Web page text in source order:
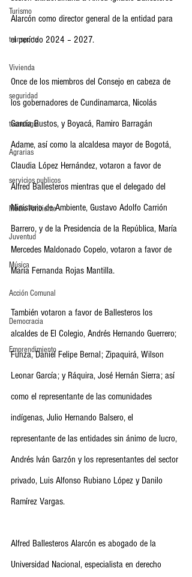
Turismo
transporte
Vivienda
seguridad
tecnología
Agrarias
servicios publicos
Medio Ambiente
Juventud
Música
Acción Comunal
Democracia
Emprendimiento
Alarcón como director general de la entidad para
el período 2024 – 2027.
Once de los miembros del Consejo en cabeza de
los gobernadores de Cundinamarca, Nicolás
García Bustos, y Boyacá, Ramiro Barragán
Adame, así como la alcaldesa mayor de Bogotá,
Claudia López Hernández, votaron a favor de
Alfred Ballesteros mientras que el delegado del
Ministerio de Ambiente, Gustavo Adolfo Carrión
Barrero, y de la Presidencia de la República, María
Mercedes Maldonado Copelo, votaron a favor de
María Fernanda Rojas Mantilla.
También votaron a favor de Ballesteros los
alcaldes de El Colegio, Andrés Hernando Guerrero;
Funza, Daniel Felipe Bernal; Zipaquirá, Wilson
Leonar García; y Ráquira, José Hernán Sierra; así
como el representante de las comunidades
indígenas, Julio Hernando Balsero, el
representante de las entidades sin ánimo de lucro,
Andrés Iván Garzón y los representantes del sector
privado, Luis Alfonso Rubiano López y Danilo
Ramírez Vargas.
Alfred Ballesteros Alarcón es abogado de la
Universidad Nacional, especialista en derecho